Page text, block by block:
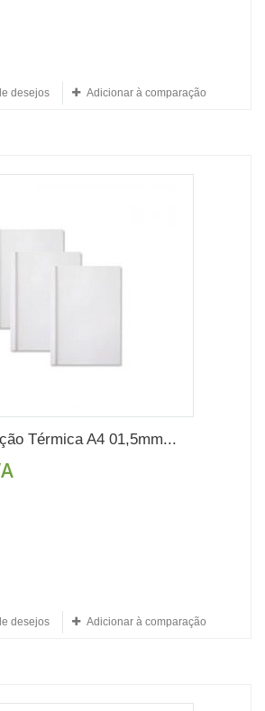
desejos Adicionar à comparação
Térmica A4 01,5mm...
desejos Adicionar à comparação